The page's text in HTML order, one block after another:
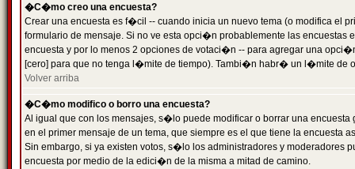
�C�mo creo una encuesta?
Crear una encuesta es f�cil -- cuando inicia un nuevo tema (o modifica el
formulario de mensaje. Si no ve esta opci�n probablemente las
encuesta y por lo menos 2 opciones de votaci�n -- para agregar una
[cero] para que no tenga l�mite de tiempo). Tambi�n habr� un l�mite de
Volver arriba
�C�mo modifico o borro una encuesta?
Al igual que con los mensajes, s�lo puede modificar o borrar una
en el primer mensaje de un tema, que siempre es el que tiene la encuesta
Sin embargo, si ya existen votos, s�lo los administradores y moderadores
encuesta por medio de la edici�n de la misma a mitad de camino.